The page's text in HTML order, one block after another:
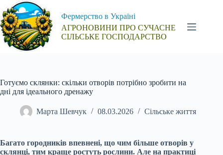
Перейти
до
вмісту
Фермерство в Україні
АГРОНОВИНИ ПРО СУЧАСНЕ
СІЛЬСЬКЕ ГОСПОДАРСТВО
Готуємо склянки: скільки отворів потрібно зробити на
дні для ідеального дренажу
Марта Шевчук 08.03.2026 Сільське життя
Багато городників впевнені, що чим більше отворів у
склянці, тим краще ростуть рослини. Але на практиці